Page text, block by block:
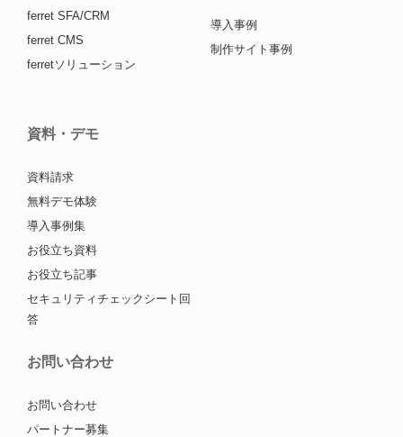
ferret SFA/CRM
ferret CMS
ferretソリューション
導入事例
制作サイト事例
資料・デモ
資料請求
無料デモ体験
導入事例集
お役立ち資料
お役立ち記事
セキュリティチェックシート回
答
お問い合わせ
お問い合わせ
パートナー募集